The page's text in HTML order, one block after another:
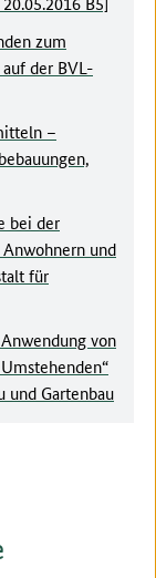
zum
der BVL-
–
bei der
und
für
von
und Gartenbau